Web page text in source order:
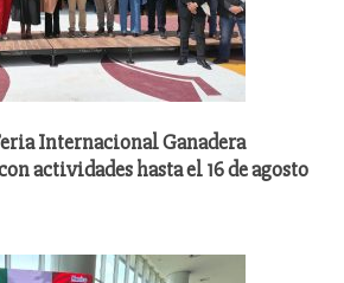
Internacional Ganadera
actividades hasta el 16 de agosto